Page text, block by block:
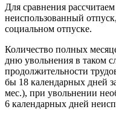
Для сравнения
неиспользованный
социальном отпуске.
Количество полных
дню увольнения в таком
продолжительности
бы 18 календарных дней
мес.), при увольнении
6 календарных дней